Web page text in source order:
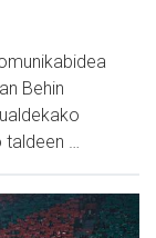
Behin
taldeen …